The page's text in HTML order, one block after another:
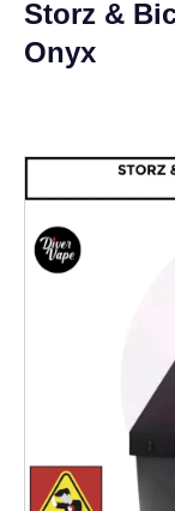
Storz &
Onyx